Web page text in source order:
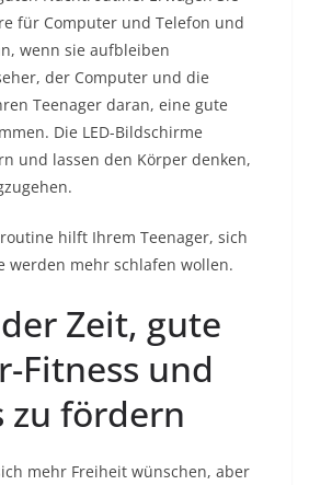
für Computer und Telefon und
wenn sie aufbleiben
der Computer und die
Teenager daran, eine gute
Die LED-Bildschirme
und lassen den Körper denken,
hilft Ihrem Teenager, sich
werden mehr schlafen wollen.
Zeit, gute
Fitness und
zu fördern
mehr Freiheit wünschen, aber